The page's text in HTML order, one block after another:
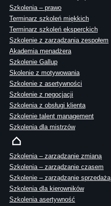
Szkolenia – prawo
Terminarz szkoleń miękkich
Terminarz szkoleń eksperckich
Szkolenie z zarządzania zespołem
Akademia menadżera
Szkolenie Gallup
Skolenie z motywowania
Szkolenie z asertywności
Szkolenie z negocjacji
Szkolenia z obsługi klienta
Szkolenie talent management
Szkolenia dla mistrzów
Szkolenia – zarządzanie zmianą
Szkolenia – zarządzanie czasem
Szkolenie – zarządzanie sprzedażą
Szkolenia dla kierowników
Szkolenia asertywność